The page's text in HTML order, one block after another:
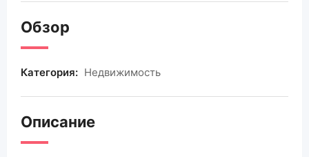
Обзор
Категория: Недвижимость
Описание